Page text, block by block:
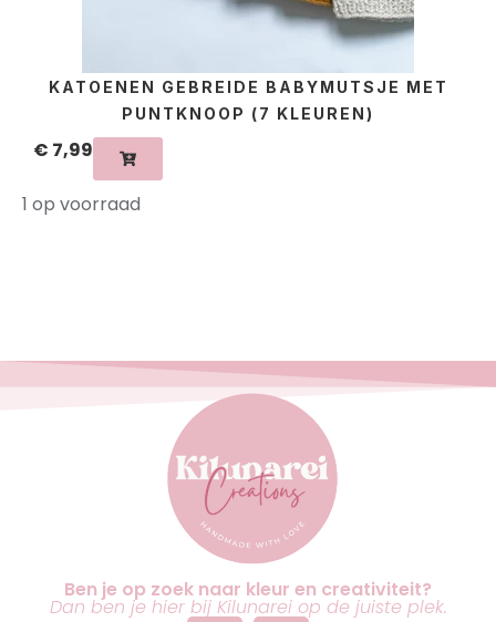
KATOENEN GEBREIDE BABYMUTSJE MET
PUNTKNOOP (7 KLEUREN)
€ 7,99
1 op voorraad
Ben je op zoek naar kleur en creativiteit?
Dan ben je hier bij Kilunarei op de juiste plek.